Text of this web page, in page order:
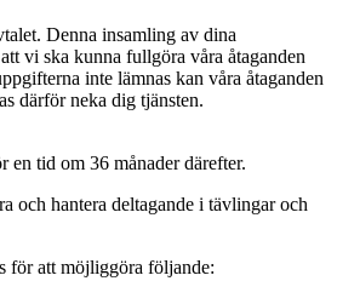
Denna insamling av dina
vi ska kunna fullgöra våra åtaganden
inte lämnas kan våra åtaganden
därför neka dig tjänsten.
en tid om 36 månader därefter.
och hantera deltagande i tävlingar och
för att möjliggöra följande: